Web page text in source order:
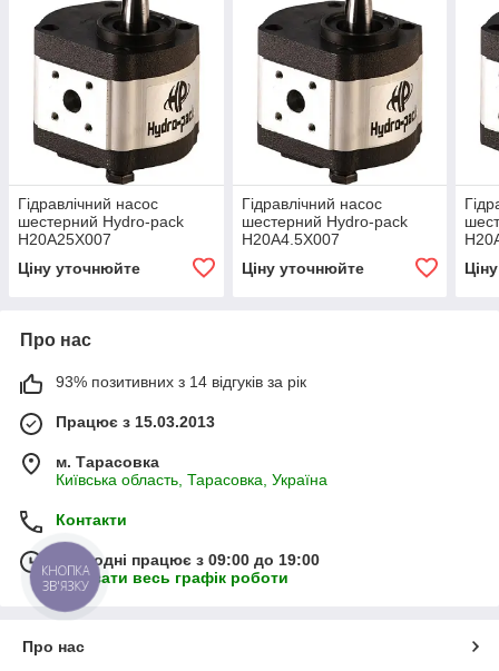
Гідравлічний насос
шестерний Hydro-pack
H20A25X007
Ціну уточнюйте
Гідравлічний насос
шестерний Hydro-pack
H20A4.5X007
Ціну уточнюйте
Про нас
93% позитивних з 14 відгуків за рік
Працює з 15.03.2013
м. Тарасовка
Київська область, Тарасовка, Україна
Контакти
Сьогодні працює з 09:00 до 19:00
Показати весь графік роботи
Про нас
КНОПКА
ЗВ'ЯЗКУ